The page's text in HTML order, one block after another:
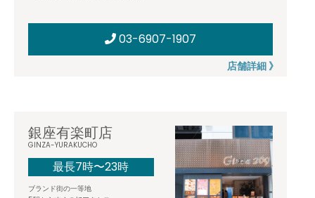
03-6907-1907
店舗詳細 》
銀座有楽町店
GINZA-YURAKUCHO
最長7時〜23時
ブランド街の一等地